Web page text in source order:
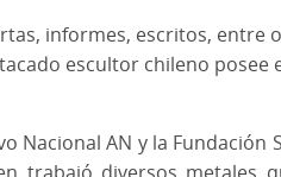
informes, escritos, entre
escultor chileno posee
Nacional AN y la Fundación